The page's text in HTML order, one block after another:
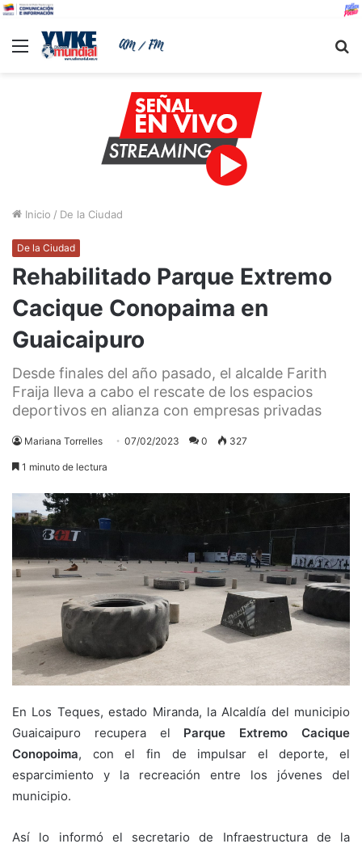
Menu
Inicio / De la Ciudad
De la Ciudad
Rehabilitado Parque Extremo
Cacique Conopaima en
Guaicaipuro
Desde finales del año pasado, el alcalde Farith
Fraija lleva a cabo el rescate de los espacios
deportivos en alianza con empresas privadas
Mariana Torrelles 07/02/2023 0 327
1 minuto de lectura
En Los Teques, estado Miranda, la Alcaldía del municipio
Guaicaipuro recupera el Parque Extremo Cacique
Conopoima, con el fin de impulsar el deporte, el
esparcimiento y la recreación entre los jóvenes del
municipio.
Así lo informó el secretario de Infraestructura de la